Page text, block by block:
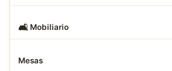
🛋 ️ Mobiliario
Mesas